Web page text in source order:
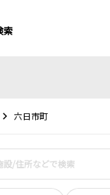
索
六日市町